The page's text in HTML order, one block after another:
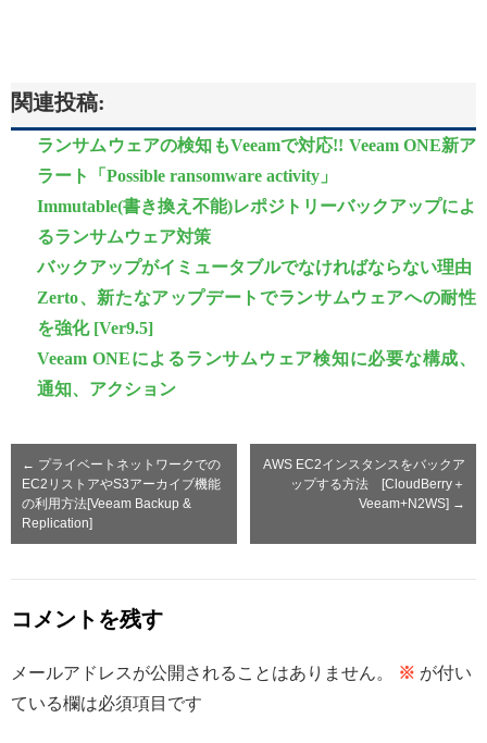
関連投稿:
ランサムウェアの検知もVeeamで対応!! Veeam ONE新ア
ラート「Possible ransomware activity」
Immutable(書き換え不能)レポジトリーバックアップによ
るランサムウェア対策
バックアップがイミュータブルでなければならない理由
Zerto、新たなアップデートでランサムウェアへの耐性
を強化 [Ver9.5]
Veeam ONEによるランサムウェア検知に必要な構成、
通知、アクション
← プライベートネットワークでの
EC2リストアやS3アーカイブ機能
の利用方法[Veeam Backup &
Replication]
AWS EC2インスタンスをバックア
ップする方法 [CloudBerry＋
Veeam+N2WS] →
コメントを残す
メールアドレスが公開されることはありません。 ※ が付い
ている欄は必須項目です